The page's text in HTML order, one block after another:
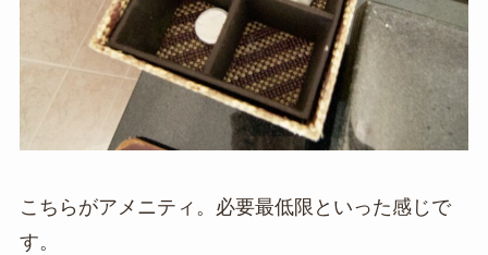
こちらがアメニティ。必要最低限といった感じで
す。